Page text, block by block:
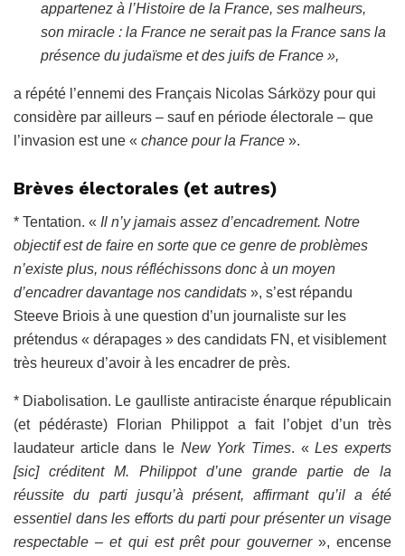
appartenez à l’Histoire de la France, ses malheurs,
son miracle : la France ne serait pas la France sans la
présence du judaïsme et des juifs de France »,
a répété l’ennemi des Français Nicolas Sárközy pour qui
considère par ailleurs – sauf en période électorale – que
l’invasion est une « chance pour la France ».
Brèves électorales (et autres)
* Tentation. « Il n’y jamais assez d’encadrement. Notre
objectif est de faire en sorte que ce genre de problèmes
n’existe plus, nous réfléchissons donc à un moyen
d’encadrer davantage nos candidats », s’est répandu
Steeve Briois à une question d’un journaliste sur les
prétendus « dérapages » des candidats FN, et visiblement
très heureux d’avoir à les encadrer de près.
* Diabolisation. Le gaulliste antiraciste énarque républicain
(et pédéraste) Florian Philippot a fait l’objet d’un très
laudateur article dans le New York Times. « Les experts
[sic] créditent M. Philippot d’une grande partie de la
réussite du parti jusqu’à présent, affirmant qu’il a été
essentiel dans les efforts du parti pour présenter un visage
respectable – et qui est prêt pour gouverner », encense